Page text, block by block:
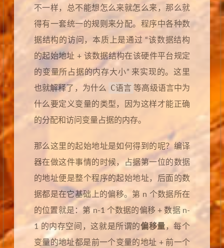
不一样，总不能想怎么来就怎么来，那么就
得有一套统一的规则来分配。程序中各种数
据结构的访问，本质上是通过 “该数据结构
的起始地址 + 该数据结构在该硬件平台规定
的变量所占据的内存大小” 来实现的。这里
也就解释了，为什么
C语言 等高级语言中为
什么要定义变量的类型，因为这样才能正确
的分配和访问变量占据的内存。
那么这里的起始地址是如何得到的呢？编译
器在做这件事情的时候，占据第一位的数据
的地址便是整个程序的起始地址，后面的数
据都是在它基础上的偏移。第 n 个数据所在
的位置就是：第 n-1 个数据的偏移 + 数据 n-
1 的内存空间，这就是所谓的偏移量，每个
变量的地址都是前一个变量的地址 + 前一个